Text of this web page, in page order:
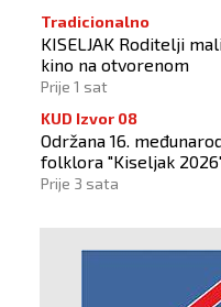
Tradicionalno
KISELJAK Roditelji
kino na otvorenom
Prije 1 sat
KUD Izvor 08
Održana 16.
folklora "Kiseljak
Prije 3 sata